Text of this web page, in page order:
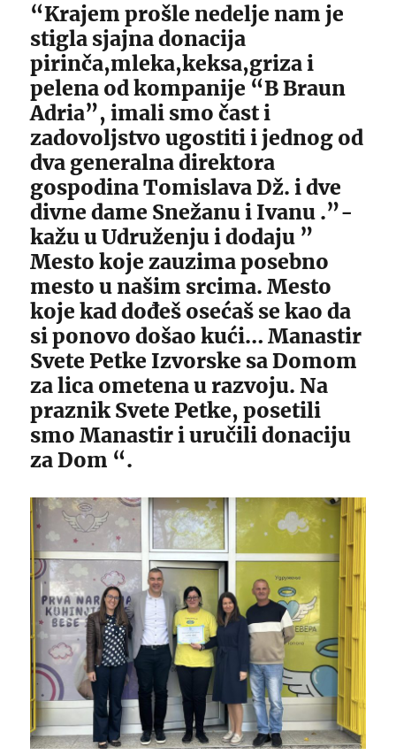
“Krajem prošle nedelje nam je
stigla sjajna donacija
pirinča,mleka,keksa,griza i
pelena od kompanije “B Braun
Adria”, imali smo čast i
zadovoljstvo ugostiti i jednog od
dva generalna direktora
gospodina Tomislava Dž. i dve
divne dame Snežanu i Ivanu .”-
kažu u Udruženju i dodaju ”
Mesto koje zauzima posebno
mesto u našim srcima. Mesto
koje kad dođeš osećaš se kao da
si ponovo došao kući… Manastir
Svete Petke Izvorske sa Domom
za lica ometena u razvoju. Na
praznik Svete Petke, posetili
smo Manastir i uručili donaciju
za Dom “.